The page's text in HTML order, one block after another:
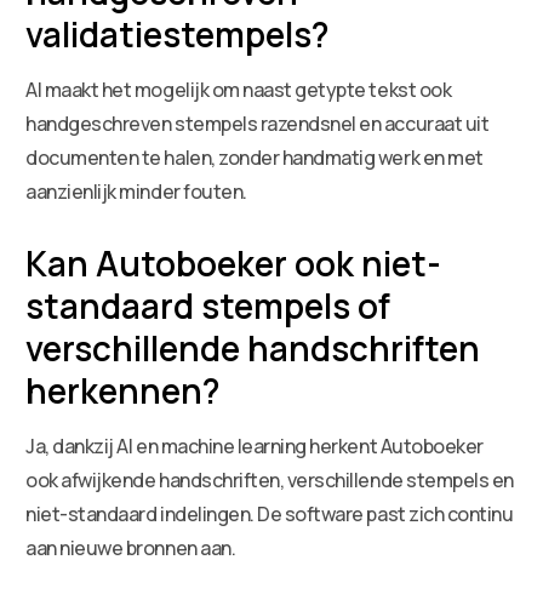
validatiestempels?
AI maakt het mogelijk om naast getypte tekst ook
handgeschreven stempels razendsnel en accuraat uit
documenten te halen, zonder handmatig werk en met
aanzienlijk minder fouten.
Kan Autoboeker ook niet-
standaard stempels of
verschillende handschriften
herkennen?
Ja, dankzij AI en machine learning herkent Autoboeker
ook afwijkende handschriften, verschillende stempels en
niet-standaard indelingen. De software past zich continu
aan nieuwe bronnen aan.